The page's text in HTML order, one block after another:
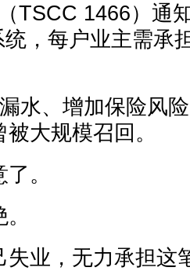
TSCC 1466）通
，每户业主需承
水、增加保险风
大规模召回。
。
失业，无力承担这